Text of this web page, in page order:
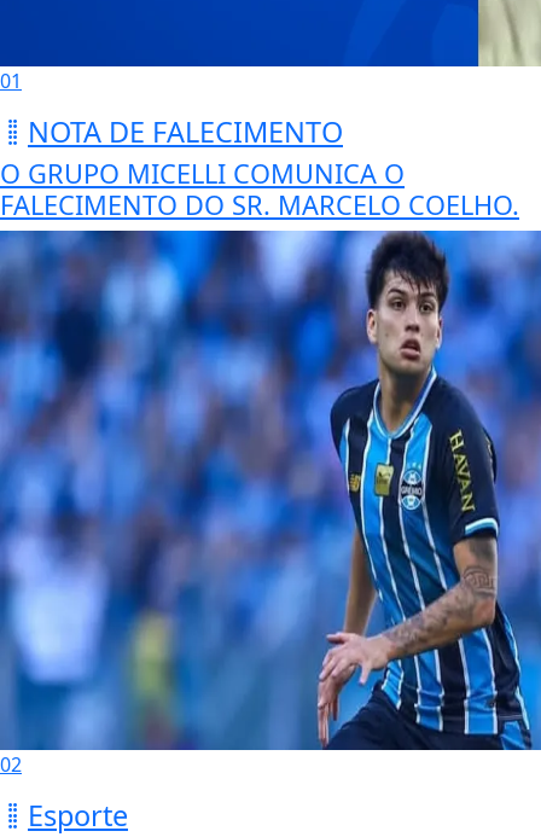
01
NOTA DE FALECIMENTO
O GRUPO MICELLI COMUNICA O
FALECIMENTO DO SR. MARCELO COELHO.
02
Esporte